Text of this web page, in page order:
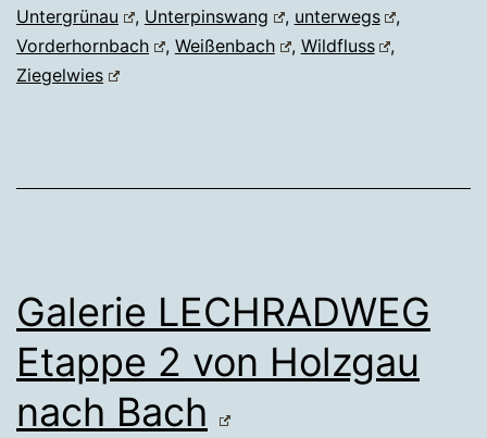
Untergrünau
, Unterpinswang , unterwegs
,
Vorderhornbach
, Weißenbach , Wildfluss
,
Ziegelwies
Galerie LECHRADWEG
Etappe 2 von Holzgau
nach Bach